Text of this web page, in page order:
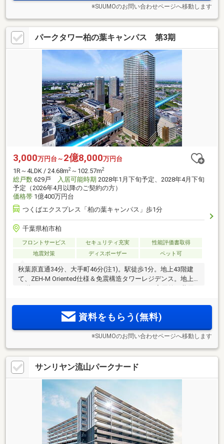
※SUUMOのお問い合わせページへ移動します
パークタワー柏の葉キャンパス 第3期
3,000万円台～ 2億8,000万円台
1R～4LDK / 24.68m2 ～102.57m2
総戸数 629戸 入居可能時期 2028年1月下旬予定、2028年4月下旬
予定（2026年4月以降のご契約の方）
価格帯 1億400万円台
つくばエクスプレス「柏の葉キャンパス」歩1分
千葉県柏市柏
フロントサービス セキュリティ充実
性能評価書取得
地震対策
ディスポーザー ペット可
秋葉原直通34分、大手町46分(注1)。駅徒歩1分。地上43階建
て、ZEH-M Oriented仕様＆免震構造タワーレジデンス。地上
る「ららぽーと柏の葉」徒歩2分。
資料をもらう(無料)
※SUUMOのお問い合わせページへ移動します
サンリヤン流山パークナード